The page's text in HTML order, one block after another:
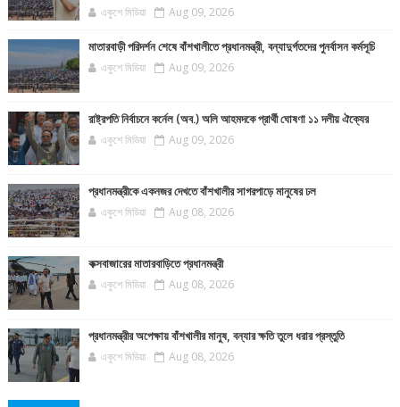
একুশে মিডিয়া Aug 09, 2026
মাতারবাড়ী পরিদর্শন শেষে বাঁশখালীতে প্রধানমন্ত্রী, বন্যাদুর্গতদের পুনর্বাসন কর্মসূচি
একুশে মিডিয়া Aug 09, 2026
রাষ্ট্রপতি নির্বাচনে কর্নেল (অব.) অলি আহমদকে প্রার্থী ঘোষণা ১১ দলীয় ঐক্যের
একুশে মিডিয়া Aug 09, 2026
প্রধানমন্ত্রীকে একনজর দেখতে বাঁশখালীর সাগরপাড়ে মানুষের ঢল
একুশে মিডিয়া Aug 08, 2026
কক্সবাজারের মাতারবাড়িতে প্রধানমন্ত্রী
একুশে মিডিয়া Aug 08, 2026
প্রধানমন্ত্রীর অপেক্ষায় বাঁশখালীর মানুষ, বন্যার ক্ষতি তুলে ধরার প্রস্তুতি
একুশে মিডিয়া Aug 08, 2026